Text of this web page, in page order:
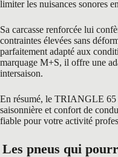
limiter les nuisances sonores
Sa carcasse renforcée lui
contraintes élevées sans
parfaitement adapté aux
marquage M+S, il offre une
intersaison.
En résumé, le TRIANGLE 65
saisonnière et confort de
fiable pour votre activité
Les pneus qui